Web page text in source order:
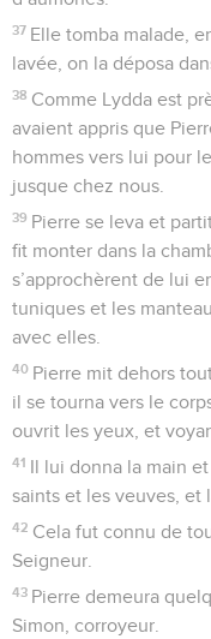
37 Elle tomba malade,
lavée, on la déposa
38 Comme Lydda est
avaient appris que
hommes vers lui pour
jusque chez nous.
39 Pierre se leva et
fit monter dans la
s’approchèrent de lui
tuniques et les
avec elles.
40 Pierre mit dehors
il se tourna vers le
ouvrit les yeux, et
41 Il lui donna la main
saints et les veuves, et
42 Cela fut connu de
Seigneur.
43 Pierre demeura
Simon, corroyeur.